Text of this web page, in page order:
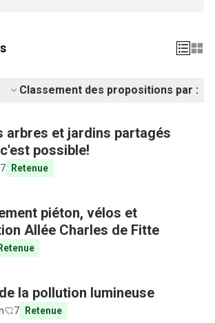
Classement des propositions par :
arbres et jardins partagés
possible!
7 Retenue
piéton, vélos et
Allée Charles de Fitte
Retenue
la pollution lumineuse
7 Retenue